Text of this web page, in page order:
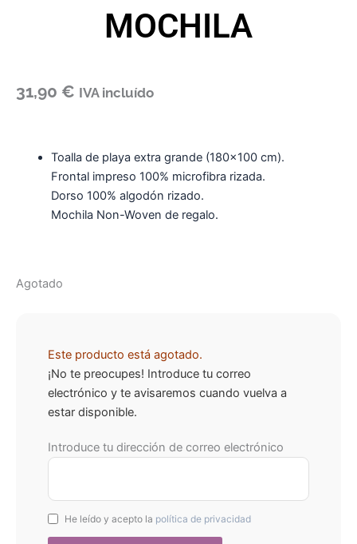
MOCHILA
31,90 € IVA incluído
Toalla de playa extra grande (180×100 cm).
Frontal impreso 100% microfibra rizada.
Dorso 100% algodón rizado.
Mochila Non-Woven de regalo.
Agotado
Este producto está agotado.
¡No te preocupes! Introduce tu correo
electrónico y te avisaremos cuando vuelva a
estar disponible.
Introduce tu dirección de correo electrónico
He leído y acepto la política de privacidad